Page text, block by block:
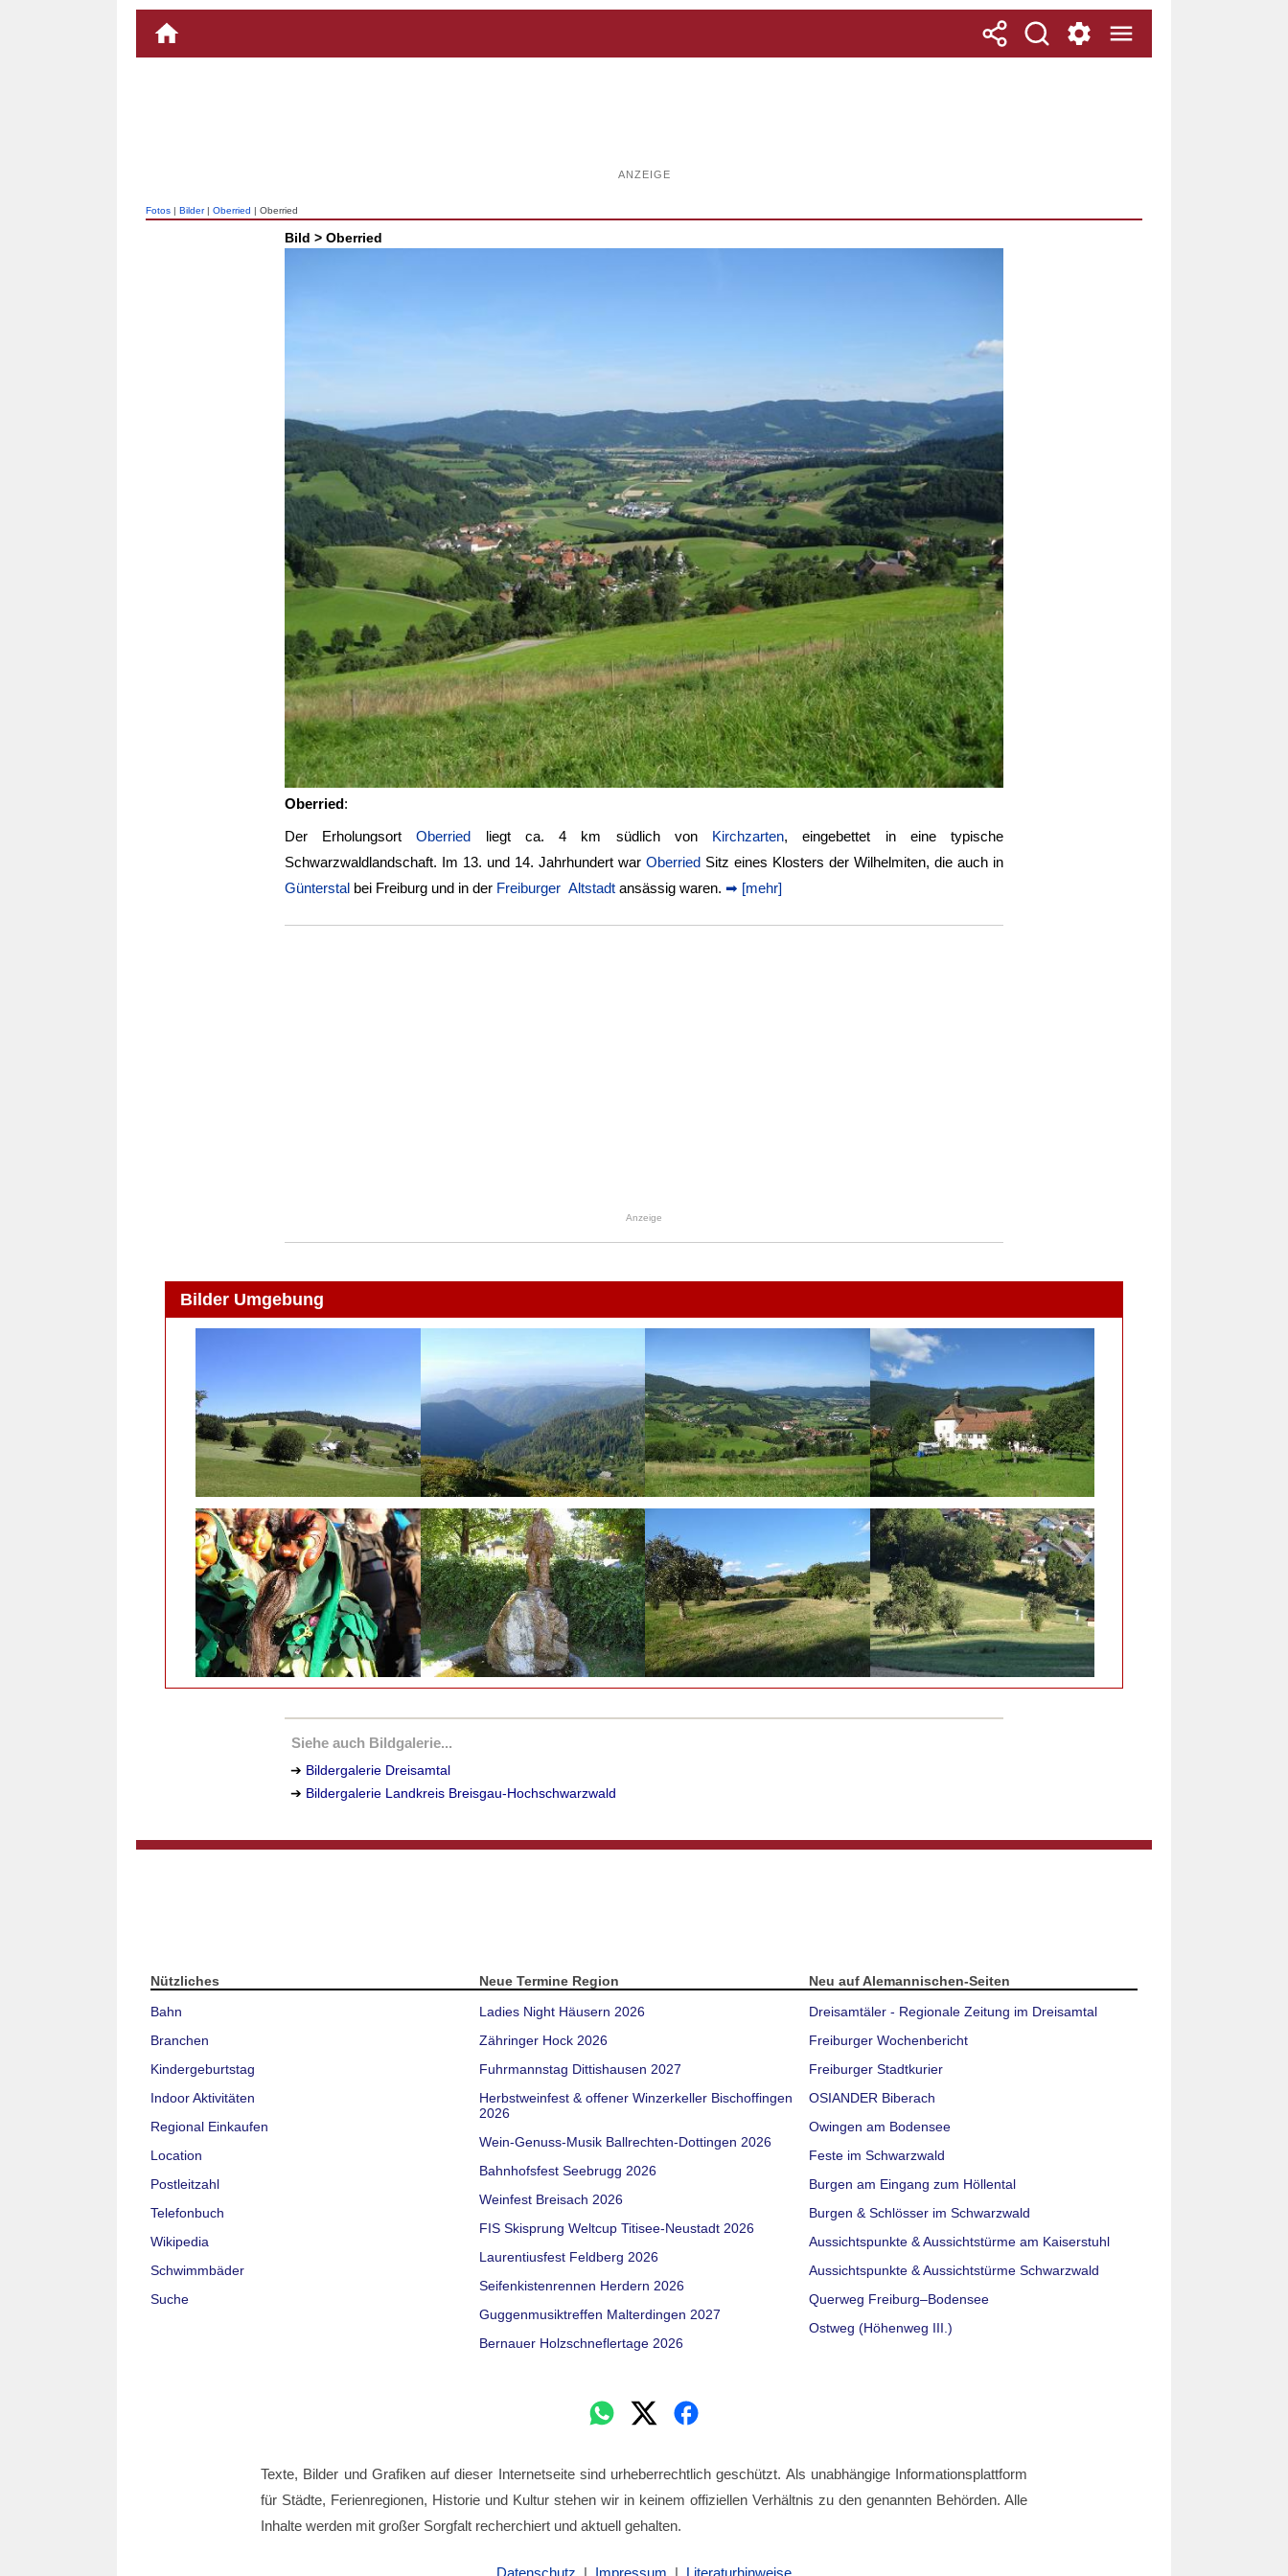
ANZEIGE
Fotos | Bilder| Oberried | Oberried
Bild > Oberried
Oberried:
Der ErholungsortOberried liegt ca. 4 km südlich von Kirchzarten, eingebettet in eine typische
Schwarzwaldlandschaft. Im 13. und 14. Jahrhundert war Oberried Sitz eines Klosters der Wilhelmiten, die auch in
Günterstal bei Freiburg und in der Freiburger Altstadt ansässig waren. ➡ [mehr]
Anzeige
Bilder Umgebung
Siehe auch Bildgalerie...
➔ Bildergalerie Dreisamtal
➔ Bildergalerie Landkreis Breisgau-Hochschwarzwald
Nützliches
Bahn
Branchen
Kindergeburtstag
Indoor Aktivitäten
Regional Einkaufen
Location
Postleitzahl
Telefonbuch
Wikipedia
Schwimmbäder
Suche
Neue Termine Region
Ladies Night Häusern 2026
Zähringer Hock 2026
Fuhrmannstag Dittishausen 2027
Herbstweinfest & offener Winzerkeller Bischoffingen
2026
Wein-Genuss-Musik Ballrechten-Dottingen 2026
Bahnhofsfest Seebrugg 2026
Weinfest Breisach 2026
FIS Skisprung Weltcup Titisee-Neustadt 2026
Laurentiusfest Feldberg 2026
Seifenkistenrennen Herdern 2026
Guggenmusiktreffen Malterdingen 2027
Bernauer Holzschneflertage 2026
Neu auf Alemannischen-Seiten
Dreisamtäler - Regionale Zeitung im Dreisamtal
Freiburger Wochenbericht
Freiburger Stadtkurier
OSIANDER Biberach
Owingen am Bodensee
Feste im Schwarzwald
Burgen am Eingang zum Höllental
Burgen & Schlösser im Schwarzwald
Aussichtspunkte & Aussichtstürme am Kaiserstuhl
Aussichtspunkte & Aussichtstürme Schwarzwald
Querweg Freiburg–Bodensee
Ostweg (Höhenweg III.)
Texte, Bilder und Grafiken auf dieser Internetseite sind urheberrechtlich geschützt. Als unabhängige Informationsplattform
für Städte, Ferienregionen, Historie und Kultur stehen wir in keinem offiziellen Verhältnis zu den genannten Behörden. Alle
Inhalte werden mit großer Sorgfalt recherchiert und aktuell gehalten.